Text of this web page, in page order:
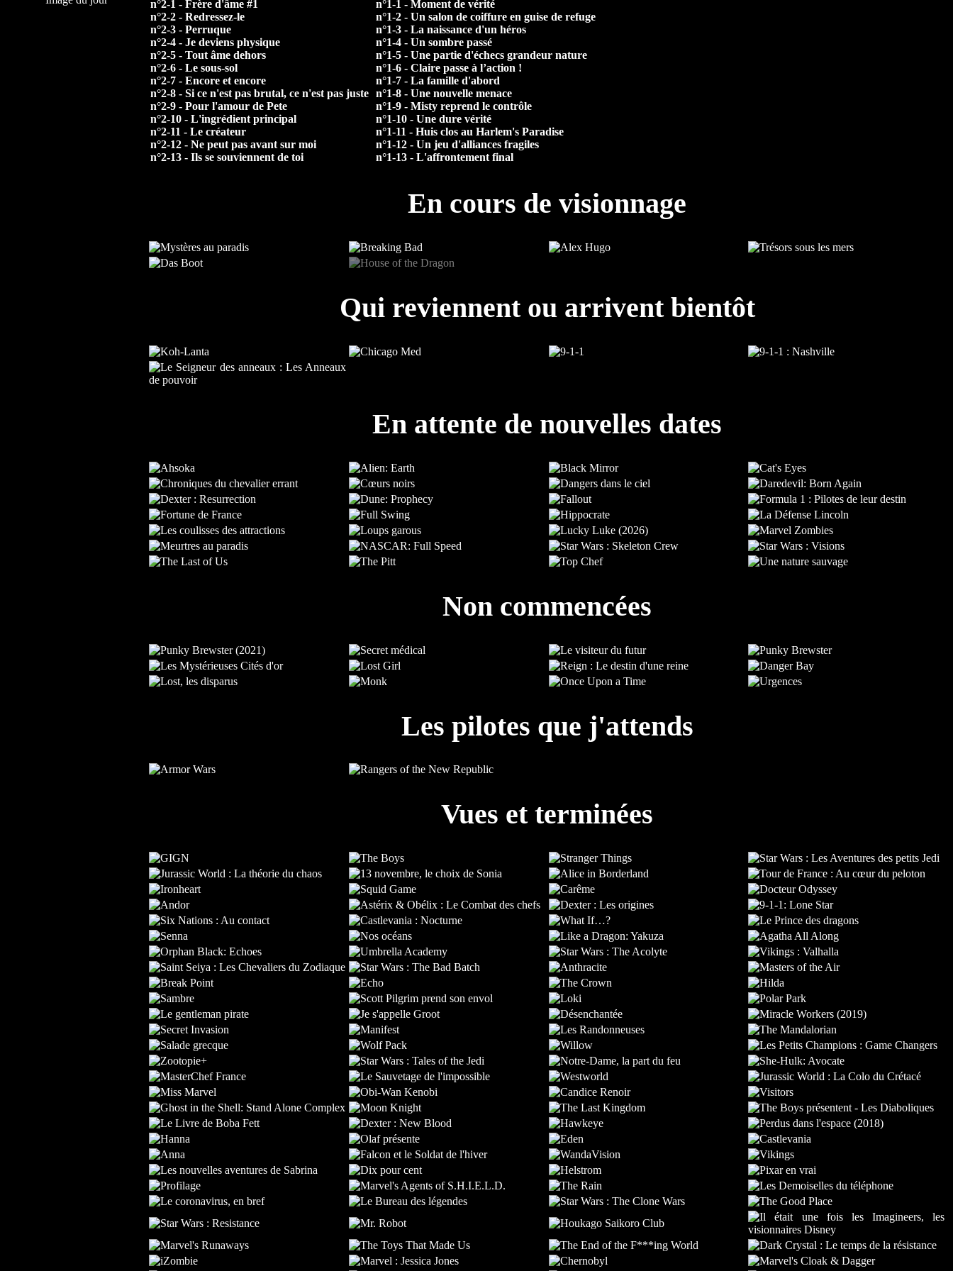
n°2-1 - Frère d'âme #1
n°2-2 - Redressez-le
n°2-3 - Perruque
n°2-4 - Je deviens physique
n°2-5 - Tout âme dehors
n°2-6 - Le sous-sol
n°2-7 - Encore et encore
n°2-8 - Si ce n'est pas brutal, ce n'est pas juste
n°2-9 - Pour l'amour de Pete
n°2-10 - L'ingrédient principal
n°2-11 - Le créateur
n°2-12 - Ne peut pas avant sur moi
n°2-13 - Ils se souviennent de toi
n°1-1 - Moment de vérité
n°1-2 - Un salon de coiffure en guise de refuge
n°1-3 - La naissance d'un héros
n°1-4 - Un sombre passé
n°1-5 - Une partie d'échecs grandeur nature
n°1-6 - Claire passe à l’action !
n°1-7 - La famille d'abord
n°1-8 - Une nouvelle menace
n°1-9 - Misty reprend le contrôle
n°1-10 - Une dure vérité
n°1-11 - Huis clos au Harlem's Paradise
n°1-12 - Un jeu d'alliances fragiles
n°1-13 - L'affrontement final
En cours de visionnage
Qui reviennent ou arrivent bientôt
En attente de nouvelles dates
Non commencées
Les pilotes que j'attends
Vues et terminées